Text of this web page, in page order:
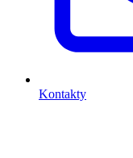
Kontakty